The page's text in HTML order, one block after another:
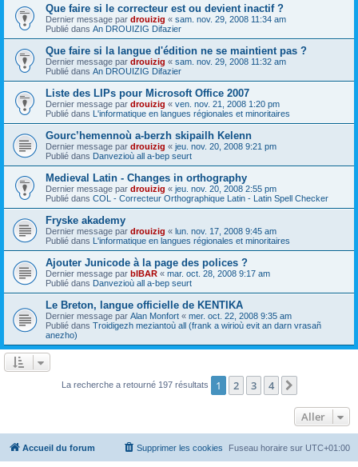
Que faire si le correcteur est ou devient inactif ?
Dernier message par drouizig « sam. nov. 29, 2008 11:34 am
Publié dans An DROUIZIG Difazier
Que faire si la langue d'édition ne se maintient pas ?
Dernier message par drouizig « sam. nov. 29, 2008 11:32 am
Publié dans An DROUIZIG Difazier
Liste des LIPs pour Microsoft Office 2007
Dernier message par drouizig « ven. nov. 21, 2008 1:20 pm
Publié dans L'informatique en langues régionales et minoritaires
Gourc’hemennoù a-berzh skipailh Kelenn
Dernier message par drouizig « jeu. nov. 20, 2008 9:21 pm
Publié dans Danvezioù all a-bep seurt
Medieval Latin - Changes in orthography
Dernier message par drouizig « jeu. nov. 20, 2008 2:55 pm
Publié dans COL - Correcteur Orthographique Latin - Latin Spell Checker
Fryske akademy
Dernier message par drouizig « lun. nov. 17, 2008 9:45 am
Publié dans L'informatique en langues régionales et minoritaires
Ajouter Junicode à la page des polices ?
Dernier message par bIBAR « mar. oct. 28, 2008 9:17 am
Publié dans Danvezioù all a-bep seurt
Le Breton, langue officielle de KENTIKA
Dernier message par Alan Monfort « mer. oct. 22, 2008 9:35 am
Publié dans Troidigezh meziantoù all (frank a wirioù evit an darn vrasañ
anezho)
La recherche a retourné 197 résultats 1 2 3 4
Aller
Accueil du forum Fuseau horaire sur UTC+01:00
Supprimer les cookies